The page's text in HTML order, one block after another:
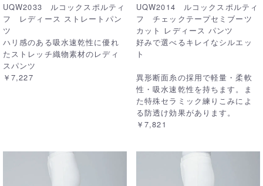
UQW2033 ルコックスポルティ
フ レディース ストレートパン
ツ
ハリ感のある吸水速乾性に優れ
たストレッチ織物素材のレディ
スパンツ
￥7,227
UQW2014 ルコックスポルティ
フ チェックテープセミブーツ
カット レディース パンツ
好みで選べるキレイなシルエッ
ト
異形断面糸の採用で軽量・柔軟
性・吸水速乾性を持ちます。ま
た特殊セラミック練りこみによ
る防透け効果があります。
￥7,821